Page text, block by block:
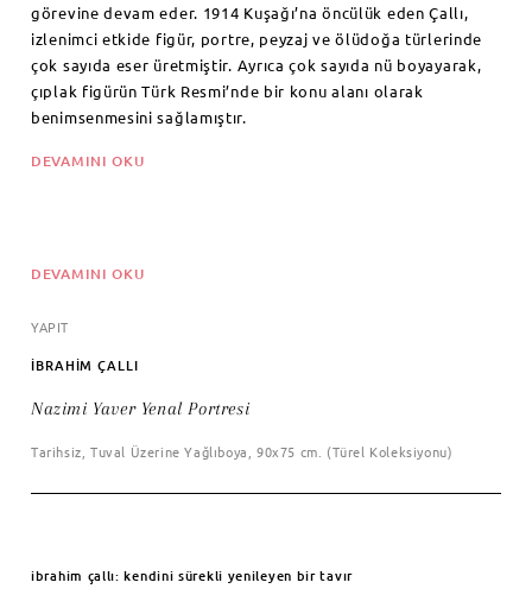
görevine devam eder. 1914 Kuşağı’na öncülük eden Çallı,
izlenimci etkide figür, portre, peyzaj ve ölüdoğa türlerinde
çok sayıda eser üretmiştir. Ayrıca çok sayıda nü boyayarak,
çıplak figürün Türk Resmi’nde bir konu alanı olarak
benimsenmesini sağlamıştır.
DEVAMINI OKU
DEVAMINI OKU
YAPIT
İBRAHİM ÇALLI
Nazimi Yaver Yenal Portresi
Tarihsiz, Tuval Üzerine Yağlıboya, 90x75 cm. (Türel Koleksiyonu)
ibrahim çallı: kendini sürekli yenileyen bir tavır